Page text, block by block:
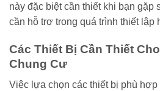
này đặc biệt cần thiết khi bạn gặp
cần hỗ trợ trong quá trình thiết lập
Các Thiết Bị Cần Thiết
Chung Cư
Việc lựa chọn các thiết bị phù hợp